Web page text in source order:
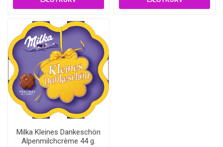
Milka Kleines Dankeschön
Alpenmilchcrème 44 g.